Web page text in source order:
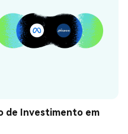
de Investimento em